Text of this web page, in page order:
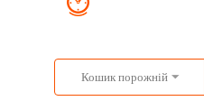
Кошик порожній